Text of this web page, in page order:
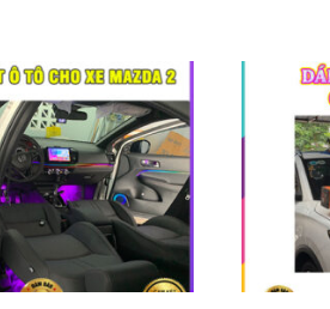
Địa điểm độ loa cho xe Mazda 3 chất